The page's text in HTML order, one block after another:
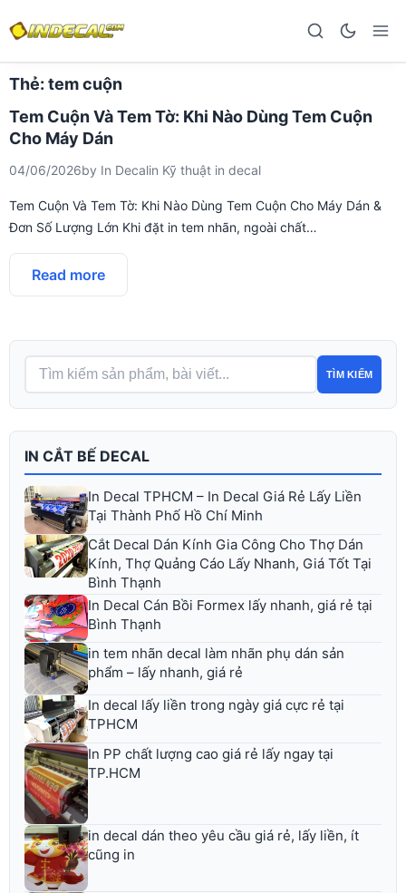
Thẻ: tem cuộn
Tem Cuộn Và Tem Tờ: Khi Nào Dùng Tem Cuộn
Cho Máy Dán
04/06/2026by In Decalin Kỹ thuật in decal
Tem Cuộn Và Tem Tờ: Khi Nào Dùng Tem Cuộn Cho Máy Dán &
Đơn Số Lượng Lớn Khi đặt in tem nhãn, ngoài chất…
Read more
TÌM KIẾM
IN CẮT BẾ DECAL
In Decal TPHCM – In Decal Giá Rẻ Lấy Liền
Tại Thành Phố Hồ Chí Minh
Cắt Decal Dán Kính Gia Công Cho Thợ Dán
Kính, Thợ Quảng Cáo Lấy Nhanh, Giá Tốt Tại
Bình Thạnh
In Decal Cán Bồi Formex lấy nhanh, giá rẻ tại
Bình Thạnh
in tem nhãn decal làm nhãn phụ dán sản
phẩm – lấy nhanh, giá rẻ
In decal lấy liền trong ngày giá cực rẻ tại
TPHCM
In PP chất lượng cao giá rẻ lấy ngay tại
TP.HCM
in decal dán theo yêu cầu giá rẻ, lấy liền, ít
cũng in